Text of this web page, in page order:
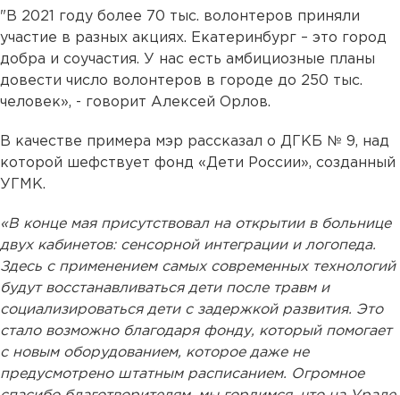
"В 2021 году более 70 тыс. волонтеров приняли
участие в разных акциях. Екатеринбург – это город
добра и соучастия. У нас есть амбициозные планы
довести число волонтеров в городе до 250 тыс.
человек», - говорит Алексей Орлов.
В качестве примера мэр рассказал о ДГКБ № 9, над
которой шефствует фонд «Дети России», созданный
УГМК.
«В конце мая присутствовал на открытии в больнице
двух кабинетов: сенсорной интеграции и логопеда.
Здесь с применением самых современных технологий
будут восстанавливаться дети после травм и
социализироваться дети с задержкой развития. Это
стало возможно благодаря фонду, который помогает
с новым оборудованием, которое даже не
предусмотрено штатным расписанием. Огромное